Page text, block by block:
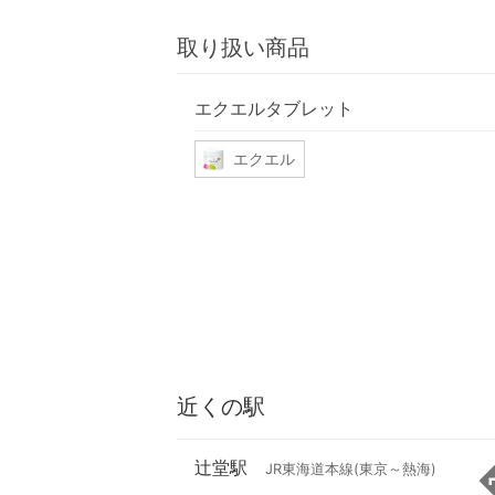
取り扱い商品
エクエルタブレット
エクエル
近くの駅
辻堂駅 JR東海道本線(東京～熱海)